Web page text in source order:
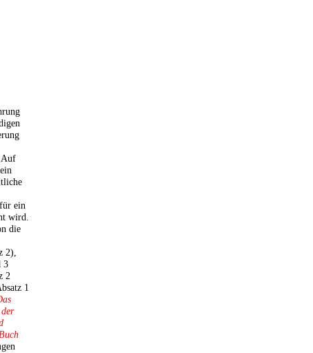
Auf
ein
wird.
die
2),
3
2
1